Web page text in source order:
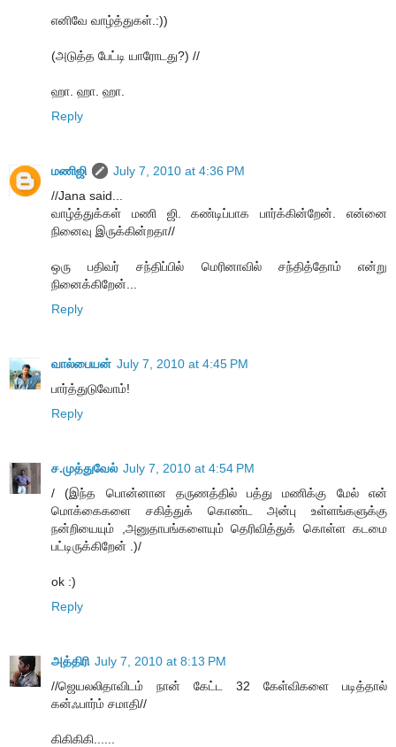
எனிவே வாழ்த்துகள்.:))
(அடுத்த பேட்டி யாரோடது?) //
ஹா. ஹா. ஹா.
Reply
மணிஜி
July 7, 2010 at 4:36 PM
//Jana said...
வாழ்த்துக்கள் மணி ஜி. கண்டிப்பாக பார்க்கின்றேன். என்னை
நினைவு இருக்கின்றதா//
ஒரு பதிவர் சந்திப்பில் மெரினாவில் சந்தித்தோம் என்று
நினைக்கிறேன்...
Reply
வால்பையன் July 7, 2010 at 4:45 PM
பார்த்துடுவோம்!
Reply
ச.முத்துவேல் July 7, 2010 at 4:54 PM
/ (இந்த பொன்னான தருணத்தில் பத்து மணிக்கு மேல் என்
மொக்கைகளை சகித்துக் கொண்ட அன்பு உள்ளங்களுக்கு
நன்றியையும் ,அனுதாபங்களையும் தெரிவித்துக் கொள்ள கடமை
பட்டிருக்கிறேன் .)/
ok :)
Reply
அத்திரி July 7, 2010 at 8:13 PM
//ஜெயலலிதாவிடம் நான் கேட்ட 32 கேள்விகளை படித்தால்
கன்ஃபார்ம் சமாதி//
கிகிகிகி......